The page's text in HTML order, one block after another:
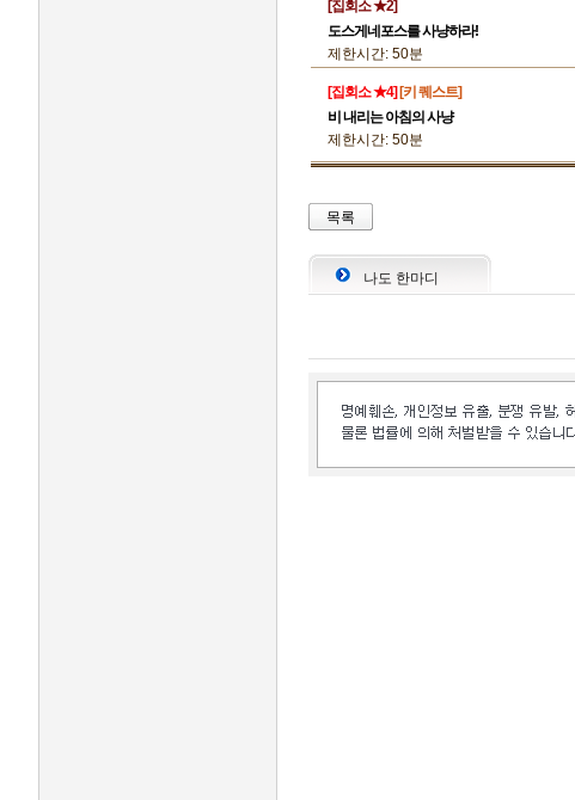
[집회소 ★2]
도스게네포스를 사냥하라!
제한시간: 50분
[집회소 ★4] [키 퀘스트]
비 내리는 아침의 사냥
제한시간: 50분
목록
나도 한마디